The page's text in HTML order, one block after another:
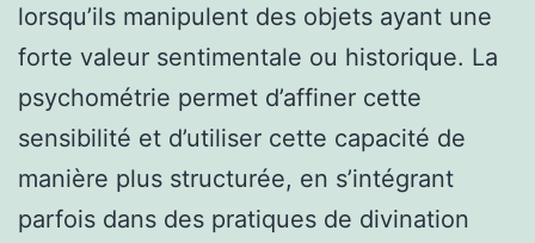
lorsqu’ils manipulent des objets ayant une
forte valeur sentimentale ou historique. La
psychométrie permet d’affiner cette
sensibilité et d’utiliser cette capacité de
manière plus structurée, en s’intégrant
parfois dans des pratiques de divination